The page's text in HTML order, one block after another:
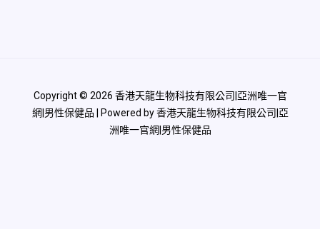
Copyright © 2026 香港天龍生物科技有限公司|亞洲唯一官
網|男性保健品 | Powered by 香港天龍生物科技有限公司|亞
洲唯一官網|男性保健品